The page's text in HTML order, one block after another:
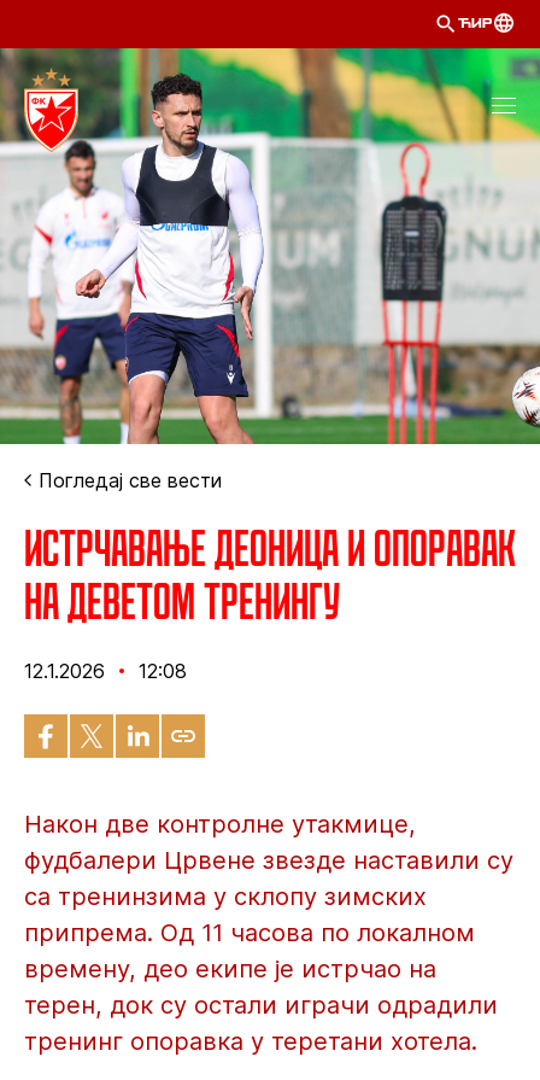
ЋИР
Погледај све вести
Истрчавање деоница и опоравак
на деветом тренингу
12.1.2026 12:08
Након две контролне утакмице,
фудбалери Црвене звезде наставили су
са тренинзима у склопу зимских
припрема. Од 11 часова по локалном
времену, део екипе је истрчао на
терен, док су остали играчи одрадили
тренинг опоравка у теретани хотела.